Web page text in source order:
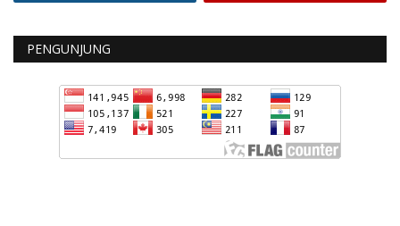
PENGUNJUNG